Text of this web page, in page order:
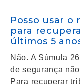
Posso usar o
para
últimos 5
Não. A Súmula
de segurança
Para recuperar